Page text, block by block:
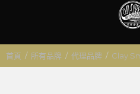
首頁 / 所有品牌 / 代理品牌 / Clay